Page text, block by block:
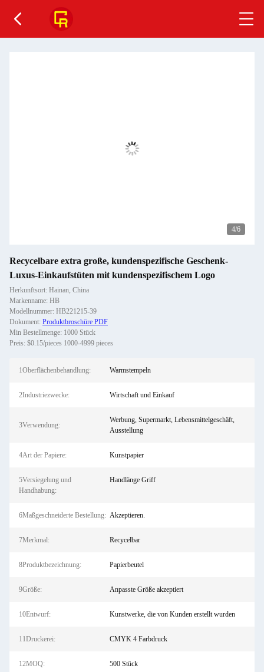
4/6
Recycelbare extra große, kundenspezifische Geschenk-
Luxus-Einkaufstüten mit kundenspezifischem Logo
Herkunftsort: Hainan, China
Markenname: HB
Modellnummer: HB221215-39
Dokument: Produktbroschüre PDF
Min Bestellmenge: 1000 Stück
Preis: $0.15/pieces 1000-4999 pieces
1Oberflächenbehandlung: Warmstempeln
2Industriezwecke: Wirtschaft und Einkauf
3Verwendung:
Werbung, Supermarkt, Lebensmittelgeschäft,
Ausstellung
4Art der Papiere: Kunstpapier
5Versiegelung und
Handhabung:
Handlänge Griff
6Maßgeschneiderte Bestellung: Akzeptieren.
7Merkmal: Recycelbar
8Produktbezeichnung: Papierbeutel
9Größe: Anpasste Größe akzeptiert
10Entwurf: Kunstwerke, die von Kunden erstellt wurden
11Druckerei: CMYK 4 Farbdruck
12MOQ: 500 Stück